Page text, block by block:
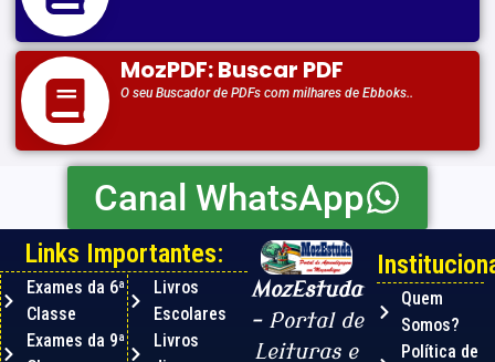
MozPDF: Buscar PDF
O seu Buscador de PDFs com milhares de Ebboks..
Canal WhatsApp
MozEstuda
– Portal de
Leituras e
Quem
Somos?
Política de
Links Importantes:
Exames da 6ª
Classe
Exames da 9ª
Livros
Escolares
Livros